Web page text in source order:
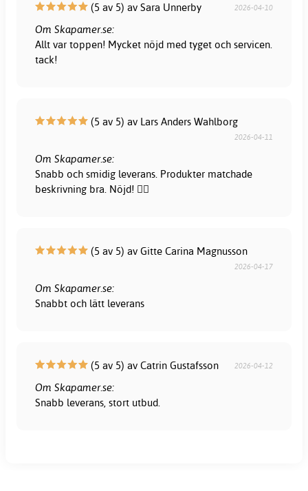
(5 av 5) av Sara Unnerby 2026-04-10
Om Skapamer.se:
Allt var toppen! Mycket nöjd med tyget och servicen.
tack!
(5 av 5) av Lars Anders Wahlborg
2026-04-11
Om Skapamer.se:
Snabb och smidig leverans. Produkter matchade
beskrivning bra. Nöjd! 👍🏻
(5 av 5) av Gitte Carina Magnusson
2026-04-17
Om Skapamer.se:
Snabbt och lätt leverans
(5 av 5) av Catrin Gustafsson 2026-04-12
Om Skapamer.se:
Snabb leverans, stort utbud.